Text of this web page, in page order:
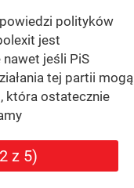
polityków
jest
nawet jeśli PiS
tej partii mogą
która ostatecznie
z 5)